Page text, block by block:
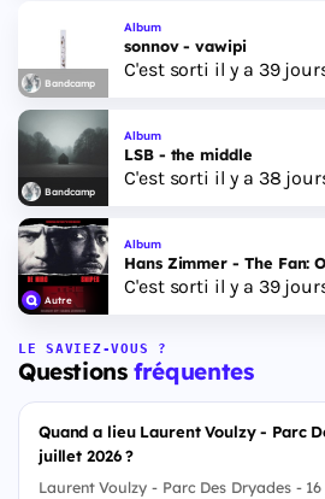
Bandcamp
Album
sonnov - vawipi
C'est sorti il y a 39
Bandcamp
Album
LSB - the middle
C'est sorti il y a 38
Autre
Album
Hans Zimmer - The Fan:
C'est sorti il y a 39
LE SAVIEZ-VOUS ?
Questionsfréquentes
Quand a lieu Laurent Voulzy - Parc
juillet 2026 ?
Laurent Voulzy - Parc Des Dryades -